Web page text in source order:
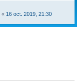
« 16 oct. 2019, 21:30